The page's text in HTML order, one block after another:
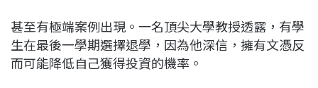
甚至有極端案例出現。一名頂尖大學教授透露，有學
生在最後一學期選擇退學，因為他深信，擁有文憑反
而可能降低自己獲得投資的機率。